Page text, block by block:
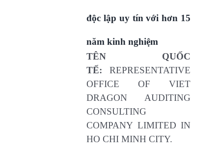
độc lập uy tín với hơn 15
năm kinh nghiệm
TÊN QUỐC
TẾ: REPRESENTATIVE
OFFICE OF VIET
DRAGON AUDITING
CONSULTING
COMPANY LIMITED IN
HO CHI MINH CITY.